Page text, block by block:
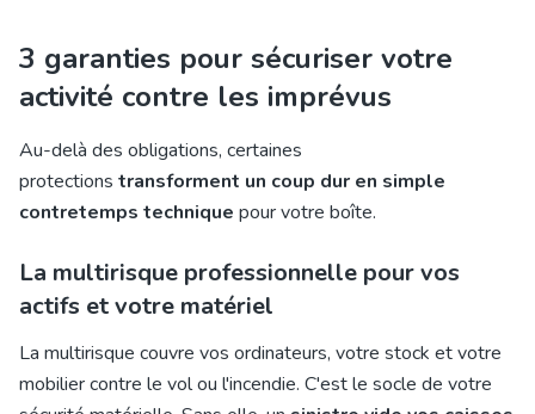
3 garanties pour sécuriser votre
activité contre les imprévus
Au-delà des obligations, certaines
protections transforment un coup dur en simple
contretemps technique pour votre boîte.
La multirisque professionnelle pour vos
actifs et votre matériel
La multirisque couvre vos ordinateurs, votre stock et votre
mobilier contre le vol ou l'incendie. C'est le socle de votre